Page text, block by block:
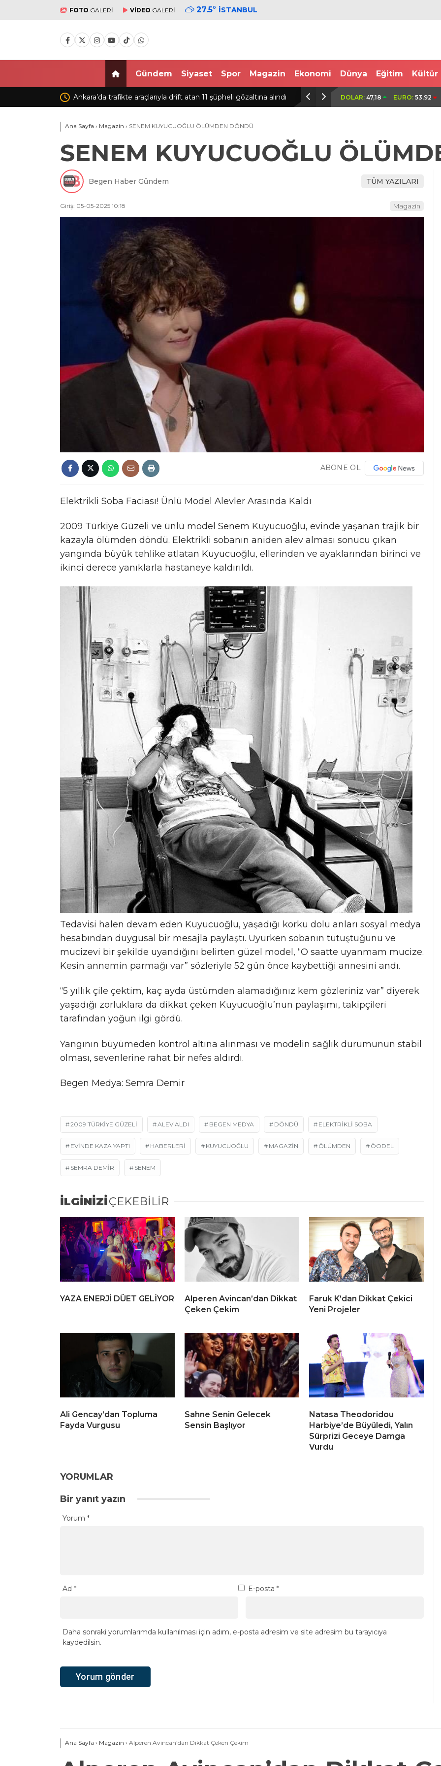
FOTO GALERİ VİDEO GALERİ 27.5° İSTANBUL
Gündem Siyaset Spor Magazin Ekonomi Dünya Eğitim Kültür
11 şüpheli gözaltına alındı Fatih’te camide 450 bin TL’nin bulunduğu çantanın çalındığı Sultanbeyli’de alışveriş
DOLAR: 47,18 EURO: 53,92
Ana Sayfa › Magazin › SENEM KUYUCUOĞLU ÖLÜMDEN DÖNDÜ
SENEM KUYUCUOĞLU
Begen Haber Gündem TÜM YAZILARI
Giriş: 05-05-2025 10:18 Magazin
ABONE OL
Elektrikli Soba Faciası! Ünlü Model Alevler Arasında Kaldı
2009 Türkiye Güzeli ve ünlü model Senem Kuyucuoğlu, evinde yaşanan trajik bir
kazayla ölümden döndü. Elektrikli sobanın aniden alev alması sonucu çıkan
yangında büyük tehlike atlatan Kuyucuoğlu, ellerinden ve ayaklarından birinci ve
ikinci derece yanıklarla hastaneye kaldırıldı.
Tedavisi halen devam eden Kuyucuoğlu, yaşadığı korku dolu anları sosyal medya
hesabından duygusal bir mesajla paylaştı. Uyurken sobanın tutuştuğunu ve
mucizevi bir şekilde uyandığını belirten güzel model, “O saatte uyanmam mucize.
Kesin annemin parmağı var” sözleriyle 52 gün önce kaybettiği annesini andı.
“5 yıllık çile çektim, kaç ayda üstümden alamadığınız kem gözleriniz var” diyerek
yaşadığı zorluklara da dikkat çeken Kuyucuoğlu’nun paylaşımı, takipçileri
tarafından yoğun ilgi gördü.
Yangının büyümeden kontrol altına alınması ve modelin sağlık durumunun stabil
olması, sevenlerine rahat bir nefes aldırdı.
Begen Medya: Semra Demir
2009 TÜRKIYE GÜZELI ALEV ALDI BEGEN MEDYA DÖNDÜ ELEKTRIKLI SOBA
EVINDE KAZA YAPTI HABERLERI KUYUCUOĞLU MAGAZIN ÖLÜMDEN ÖODEL
SEMRA DEMIR SENEM
İLGİNİZİÇEKEBİLİR
YAZA ENERJİ DÜET GELİYOR
Alperen Avincan’dan Dikkat
Çeken Çekim
Faruk K’dan Dikkat Çekici
Yeni Projeler
Ali Gencay’dan Topluma
Fayda Vurgusu
Sahne Senin Gelecek
Sensin Başlıyor
Natasa Theodoridou
Harbiye’de Büyüledi, Yalın
Sürprizi Geceye Damga
Vurdu
YORUMLAR
Bir yanıt yazın
Yorum *
Ad * E-posta *
Daha sonraki yorumlarımda kullanılması için adım, e-posta adresim ve site adresim bu tarayıcıya
kaydedilsin.
Ana Sayfa › Magazin › Alperen Avincan’dan Dikkat Çeken Çekim